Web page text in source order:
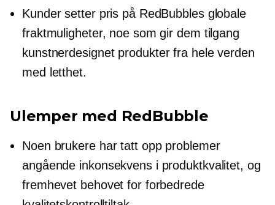
Kunder setter pris på RedBubbles globale
fraktmuligheter, noe som gir dem tilgang
kunstnerdesignetprodukter fra hele verden
med letthet.
Ulemper med RedBubble
Noen brukere har tatt opp problemer
angående inkonsekvens i produktkvalitet, og
fremhevet behovet for forbedrede